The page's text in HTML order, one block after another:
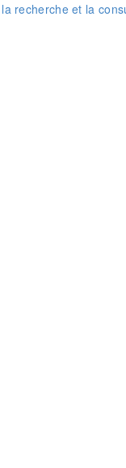
la recherche et la